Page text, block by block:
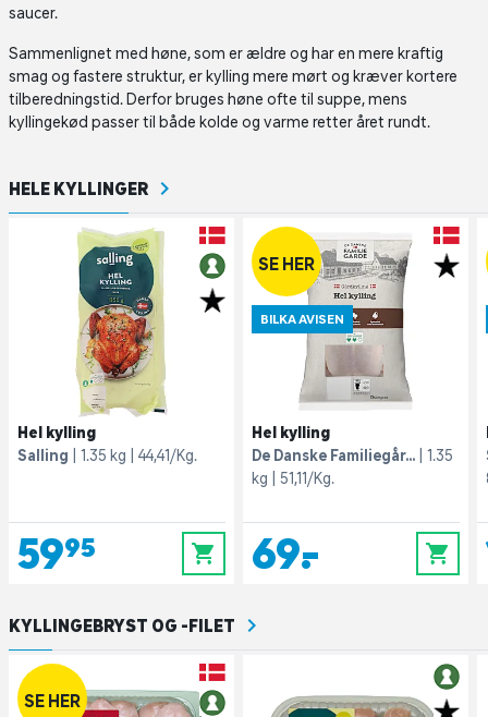
saucer.
Sammenlignet med høne, som er ældre og har en mere kraftig
smag og fastere struktur, er kylling mere mørt og kræver kortere
tilberedningstid. Derfor bruges høne ofte til suppe, mens
kyllingekød passer til både kolde og varme retter året rundt.
HELE KYLLINGER
Hel kylling
Salling
1.35 kg 44,41/Kg.
59,95 0
SE HER
BILKA AVISEN
Hel kylling
De Danske Familiegår...
1.35
kg
51,11/Kg.
69,- 0
KYLLINGEBRYST OG -FILET
SE HER